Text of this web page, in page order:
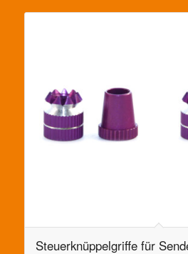
Steuerknüppelgriffe für